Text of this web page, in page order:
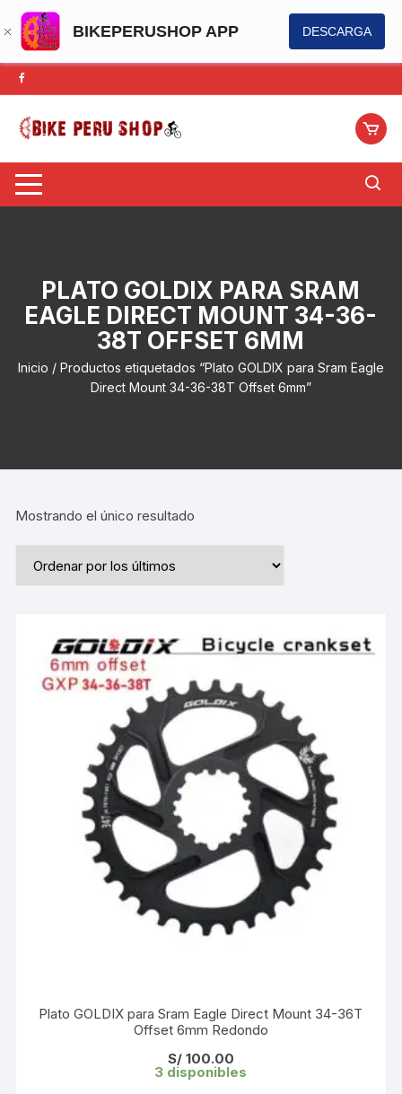
BIKEPERUSHOP APP DESCARGA
Saltar
al
contenido
PLATO GOLDIX PARA SRAM
EAGLE DIRECT MOUNT 34-36-
38T OFFSET 6MM
Inicio / Productos etiquetados “Plato GOLDIX para Sram Eagle
Direct Mount 34-36-38T Offset 6mm”
Mostrando el único resultado
Plato GOLDIX para Sram Eagle Direct Mount 34-36T
Offset 6mm Redondo
S/100.00
3 disponibles